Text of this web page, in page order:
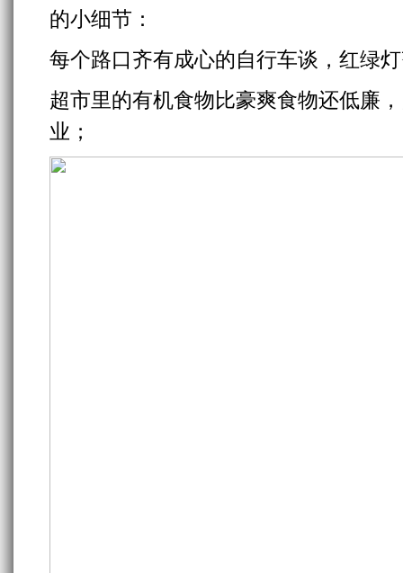
的小细节：
每个路口齐有成心的自行车谈，红绿
超市里的有机食物比豪爽食物还低廉
业；